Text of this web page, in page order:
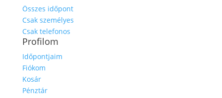
Összes időpont
Csak személyes
Csak telefonos
Profilom
Időpontjaim
Fiókom
Kosár
Pénztár